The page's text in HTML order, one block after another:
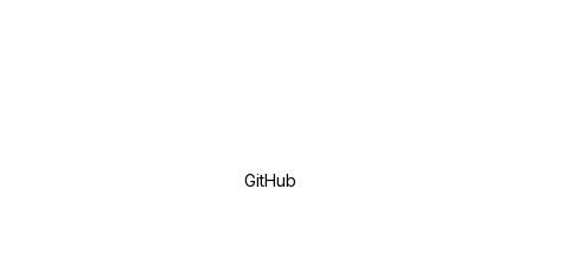
GitHub